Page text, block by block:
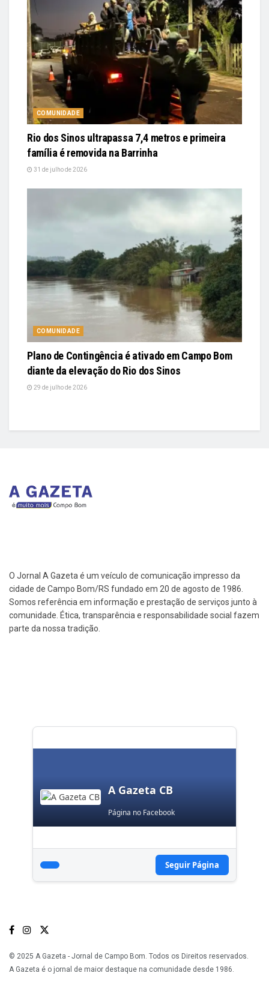
COMUNIDADE
Rio dos Sinos ultrapassa 7,4 metros e primeira
família é removida na Barrinha
31 de julho de 2026
COMUNIDADE
Plano de Contingência é ativado em Campo Bom
diante da elevação do Rio dos Sinos
29 de julho de 2026
O Jornal A Gazeta é um veículo de comunicação impresso da
cidade de Campo Bom/RS fundado em 20 de agosto de 1986.
Somos referência em informação e prestação de serviços junto à
comunidade. Ética, transparência e responsabilidade social fazem
parte da nossa tradição.
A Gazeta CB
Página no Facebook
Seguir Página
© 2025 A Gazeta - Jornal de Campo Bom. Todos os Direitos reservados.
A Gazeta é o jornal de maior destaque na comunidade desde 1986.